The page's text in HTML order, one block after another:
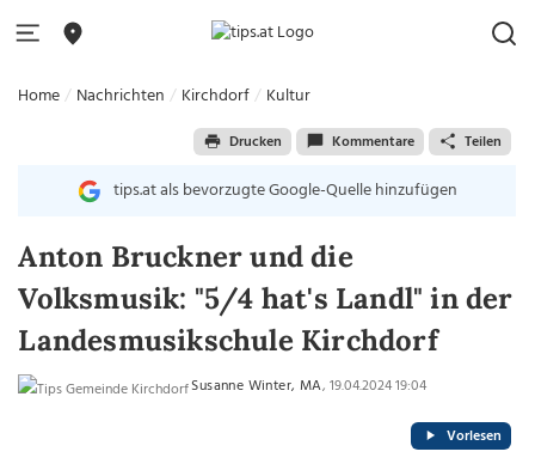
Home Nachrichten Kirchdorf Kultur
Drucken Kommentare Teilen
tips.at als bevorzugte Google-Quelle hinzufügen
Anton Bruckner und die
Volksmusik: "5/4 hat's Landl" in der
Landesmusikschule Kirchdorf
Susanne Winter, MA, 19.04.2024 19:04
Vorlesen